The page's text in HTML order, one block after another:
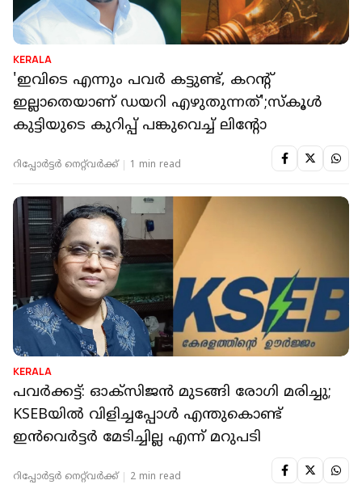
KERALA
'ഇവിടെ എന്നും പവർ കട്ടുണ്ട്, കറന്റ്
ഇല്ലാതെയാണ് ഡയറി എഴുതുന്നത്';സ്‌കൂൾ
കുട്ടിയുടെ കുറിപ്പ് പങ്കുവെച്ച് ലിന്റോ
റിപ്പോർട്ടർ നെറ്റ്‌വര്‍ക്ക്‌ 1 min read
KERALA
പവർക്കട്ട്: ഓക്‌സിജൻ മുടങ്ങി രോഗി മരിച്ചു;
KSEBയിൽ വിളിച്ചപ്പോൾ എന്തുകൊണ്ട്
ഇൻവെർട്ടർ മേടിച്ചില്ല എന്ന് മറുപടി
റിപ്പോർട്ടർ നെറ്റ്‌വര്‍ക്ക്‌ 2 min read